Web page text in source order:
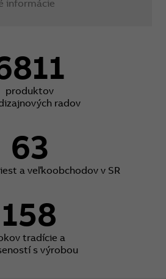
informácie
produktov
radov
63
a veľkoobchodov v SR
158
tradície a
s výrobou